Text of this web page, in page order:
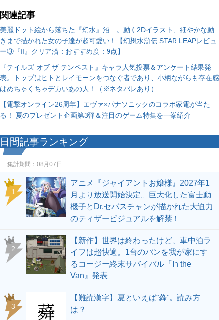
関連記事
美麗ドット絵から落ちた『幻水』沼…。動く2Dイラスト、細やかな動
きまで描かれた女の子達が超可愛い！【幻想水滸伝 STAR LEAPレビュ
ー③『II』クリア済：おすすめ度：9点】
『テイルズ オブ ザ テンペスト』キャラ人気投票＆アンケート結果発
表。トップはヒトとレイモーンをつなぐ者であり、小柄ながらも存在感
はめちゃくちゃデカいあの人！（※ネタバレあり）
【電撃オンライン26周年】エヴァ×パナソニックのコラボ家電が当た
る！ 夏のプレゼント企画第3弾＆注目のゲーム特集を一挙紹介
日間記事ランキング
集計期間： 08月07日
1
アニメ『ジャイアントお嬢様』2027年1
月より放送開始決定。巨大化した富士動
機子とDr.セバスチャンが描かれた大迫力
のティザービジュアルを解禁！
2
【新作】世界は終わったけど、車中泊ラ
イフは超快適。1台のバンを我が家にす
るコージー終末サバイバル『In the
Van』発表
3
【難読漢字】夏といえば“蕣”。読み方
は？